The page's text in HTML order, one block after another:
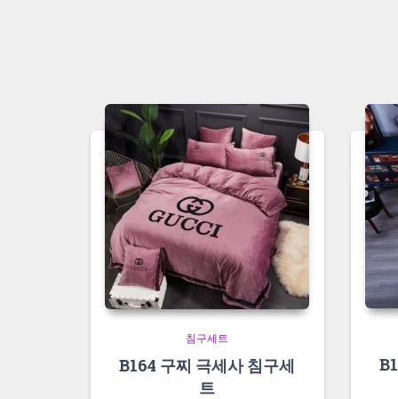
침구세트
B164 구찌 극세사 침구세
트